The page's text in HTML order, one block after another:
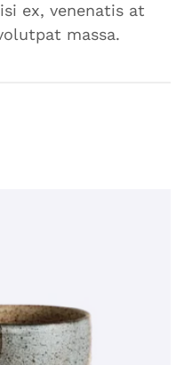
ex, venenatis at
massa.